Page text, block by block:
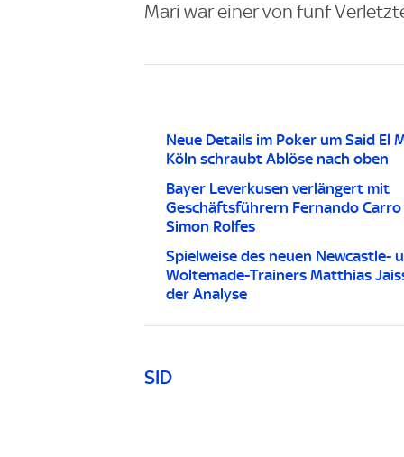
Mari war einer von fünf
Neue Details im Poker um Said El
Köln schraubt Ablöse nach oben
Bayer Leverkusen verlängert mit
Geschäftsführern Fernando
Simon Rolfes
Spielweise des neuen Newcastle-
Woltemade-Trainers Matthias
der Analyse
SID